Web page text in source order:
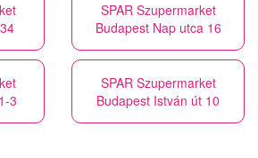
SPAR Szupermarket
Budapest Nap utca 16
3
SPAR Szupermarket
Budapest István út 10